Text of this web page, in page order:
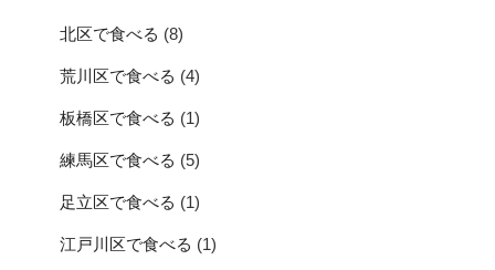
北区で食べる (8)
荒川区で食べる (4)
板橋区で食べる (1)
練馬区で食べる (5)
足立区で食べる (1)
江戸川区で食べる (1)